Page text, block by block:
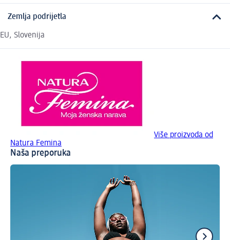
Zemlja podrijetla
EU, Slovenija
Više proizvoda od
Natura Femina
Naša preporuka